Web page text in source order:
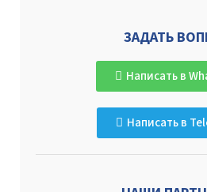
ЗАДАТЬ
Написать в
Написать в